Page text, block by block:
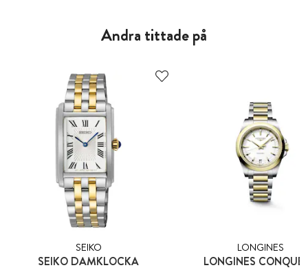
Andra tittade på
SEIKO
SEIKO DAMKLOCKA
LONGINES
LONGINES